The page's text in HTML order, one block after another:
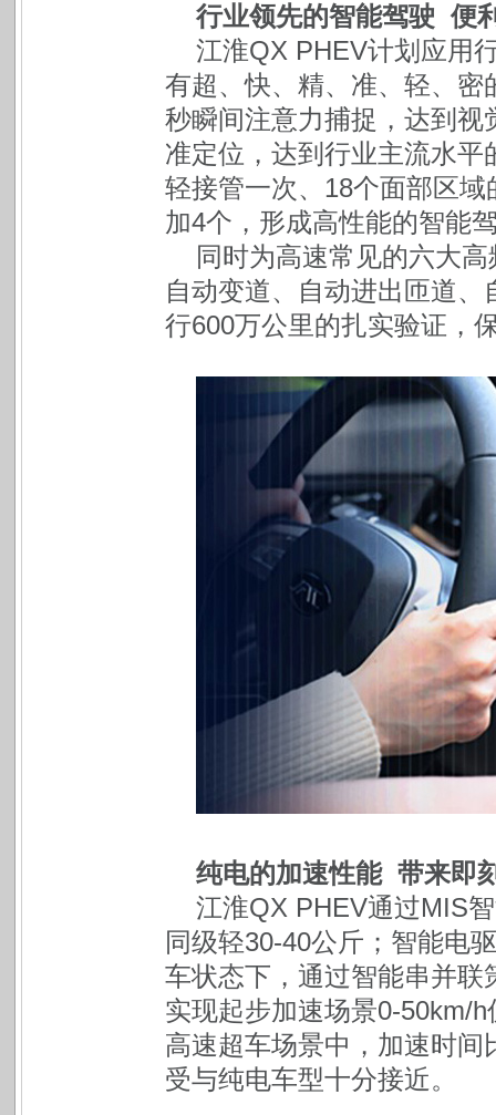
行业领先的智能驾驶 便
江淮QX PHEV计划应用
有超、快、精、准、轻、
秒瞬间注意力捕捉，达到
准定位，达到行业主流水
轻接管一次、18个面部区
加4个，形成高性能的智能
同时为高速常见的六大
自动变道、自动进出匝道
行600万公里的扎实验证，
纯电的加速性能 带来即
江淮QX PHEV通过MIS
同级轻30-40公斤；智能电
车状态下，通过智能串并
实现起步加速场景0-50km/
高速超车场景中，加速时
受与纯电车型十分接近。